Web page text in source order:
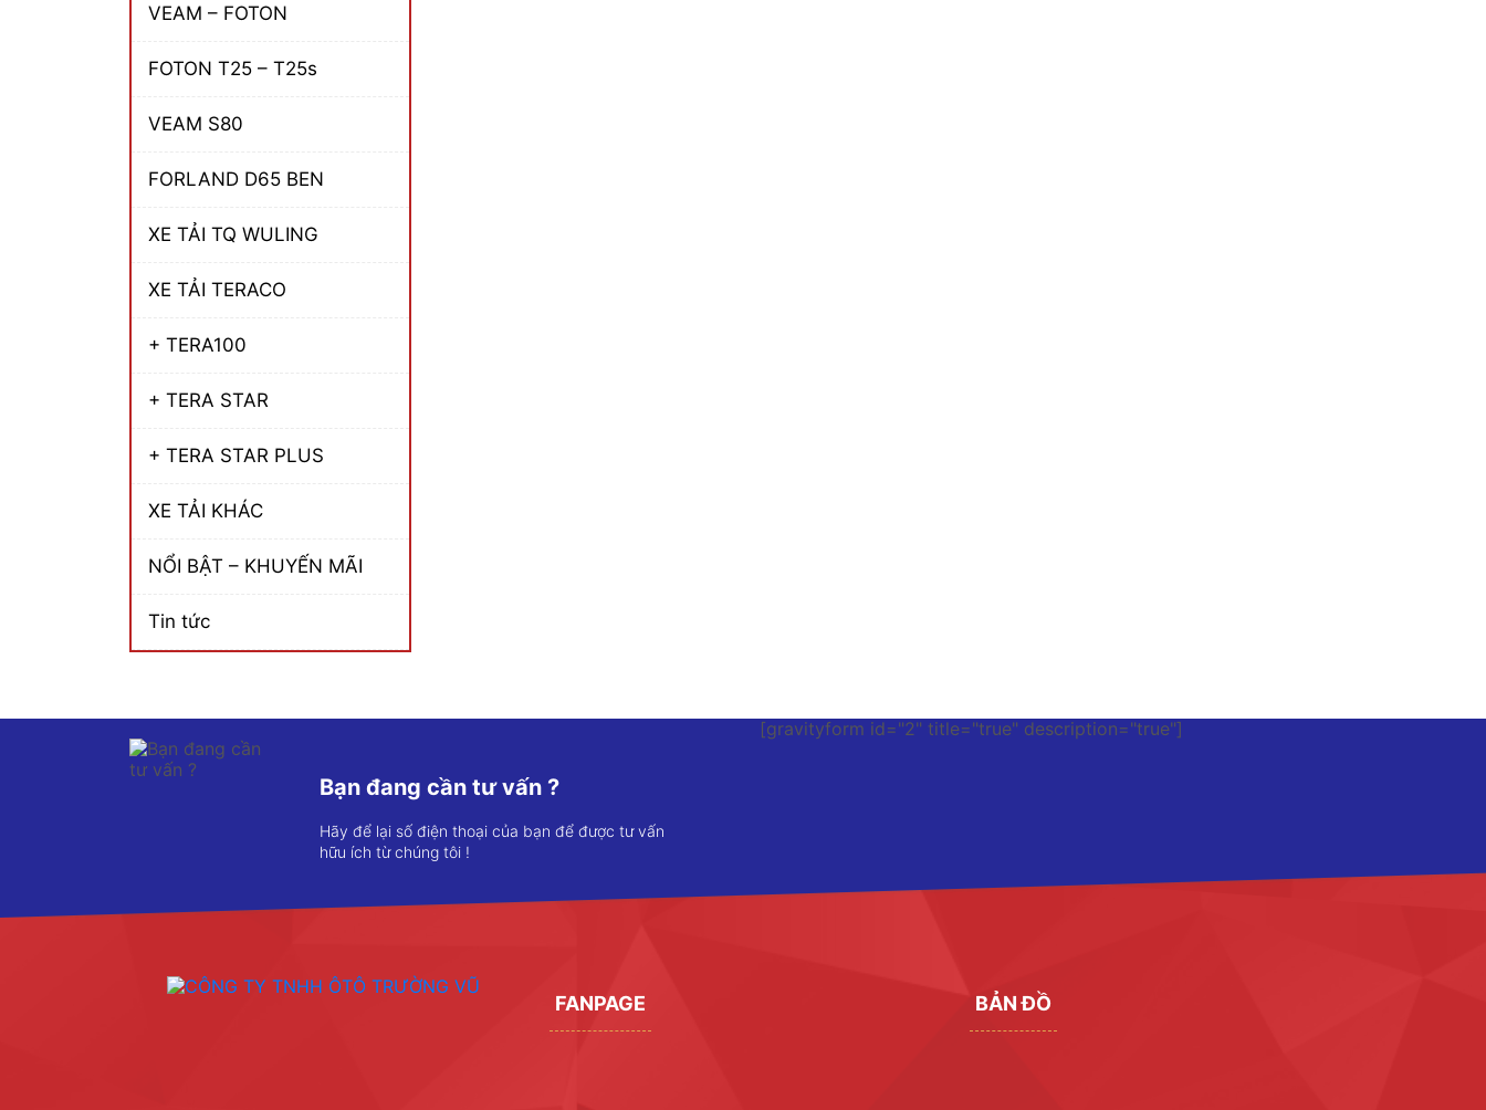
VEAM – FOTON
FOTON T25 – T25s
VEAM S80
FORLAND D65 BEN
XE TẢI TQ WULING
XE TẢI TERACO
+ TERA100
+ TERA STAR
+ TERA STAR PLUS
XE TẢI KHÁC
NỔI BẬT – KHUYẾN MÃI
Tin tức
Bạn đang cần tư vấn ?
Hãy để lại số điện thoại của bạn để được tư vấn
hữu ích từ chúng tôi !
[gravityform id="2" title="true" description="true"]
FANPAGE BẢN ĐỒ